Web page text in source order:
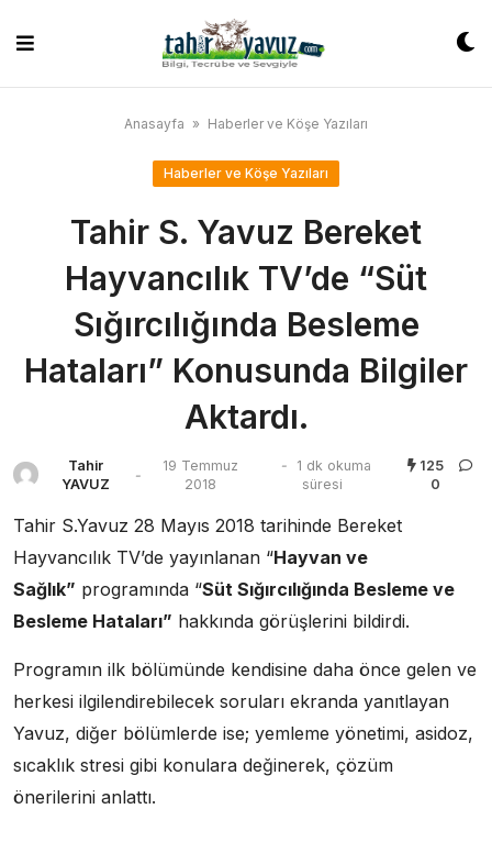
content
Anasayfa » Haberler ve Köşe Yazıları
Haberler ve Köşe Yazıları
Tahir S. Yavuz Bereket
Hayvancılık TV’de “Süt
Sığırcılığında Besleme
Hataları” Konusunda Bilgiler
Aktardı.
Tahir
YAVUZ
-
19 Temmuz
2018
-
1 dk okuma
süresi
125
0
Tahir S.Yavuz 28 Mayıs 2018 tarihinde Bereket
Hayvancılık TV’de yayınlanan “Hayvan ve
Sağlık” programında “Süt Sığırcılığında Besleme ve
Besleme Hataları” hakkında görüşlerini bildirdi.
Programın ilk bölümünde kendisine daha önce gelen ve
herkesi ilgilendirebilecek soruları ekranda yanıtlayan
Yavuz, diğer bölümlerde ise; yemleme yönetimi, asidoz,
sıcaklık stresi gibi konulara değinerek, çözüm
önerilerini anlattı.